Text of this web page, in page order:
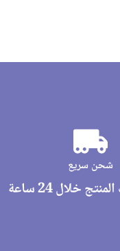
شحن سريع
خلال 24 ساعة